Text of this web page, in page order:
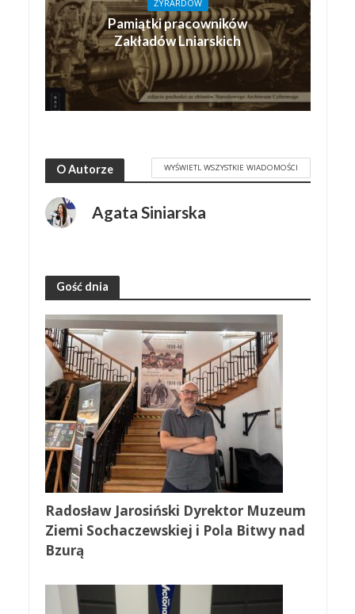
ŻYRARDÓW
Pamiątki pracowników
Zakładów Lniarskich
O Autorze WYŚWIETL WSZYSTKIE WIADOMOŚCI
Agata Siniarska
Gość dnia
Radosław Jarosiński Dyrektor Muzeum
Ziemi Sochaczewskiej i Pola Bitwy nad
Bzurą